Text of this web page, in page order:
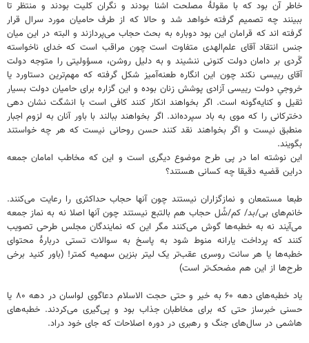
خاطر آن بود که با مقولۀ مصلحت اشنا بودند و نگران کلیت بودند و منتظر تا
ببینند چه تصمیم گرفته خواهد شد و حالا که از طرف حامیان مورد سرال قرار
گرفته اند که قرامان این بود دوباره به بحث حجاب می‌پردازند و البته در این میان
جنس انتقاد آقای علم‌الهدی متفاوت است چون مراقب است که خدای ناخواسته
گَردی بر دامان دولت کنونی ننشیند و به دلیل روشن، مسؤولیتی را متوجه دولت
آقای رییسی نکند چون این انگاره طعنه‌آمیز شکل گرفته که مهم‌ترین دستاورد یا
خروجیِ دولت رییسی آزادی پوشش زنان بوده و این گزاره برای حامیان دولت بسیار
ثقیل و کنایه‌گونه است. اگر بخواهند انکار کنند کافی است با انشگت نشان دهی
دخترکانی را که موی به باد سپرده‌اند. اگر بخواهند ببالند با باور آنان به لزوم اجبار
منطبق نیست و اگر بخواهند نقد کنند حسن روحانی نیست که هر چه خواستند
بگویند.
این نوشته اما در پی طرح موضوع دیگری است و این که مخاطب امامان جمعه
دراین قضیه دقیقا چه کسانی هستند؟
طبعا مستمعان و نمازگزاران نیستند چون آنها حجاب حداکثری را رعایت می‌کنند.
خانم‌های بی/بد/ کم/شُل حجاب هم بالتبع نیستند چون آنها اصلا نه به نماز جمعه
می‌آیند نه به خطبه‌ها گوش می‌کنند مگر این که نمایندگان مجلس طرحی تصویب
کنند که پرداخت یارانه منوط شود به پاسخ به سوالات تستی دربارۀ محتوای
خطبه‌ها یا هر سانت روسری عقب‌تر یک لیتر بنزین سهمیه کمتر! (باور کنید برخی
طرح‌ها از این هم مضحک‌تر است)
یاد خطبه‌های دهه ۶۰ به خیر و حتی حجت الاسلام دعاگوی لواسان در دهه ۸۰ یا
حسنی خبرساز حتی که برای مخاطبان جذاب بود و پی‌گیری می‌کردند. خطبه‌های
هاشمی در سال‌های جنگ و رهبری در دوره اصلاحات که جای خود دراد.